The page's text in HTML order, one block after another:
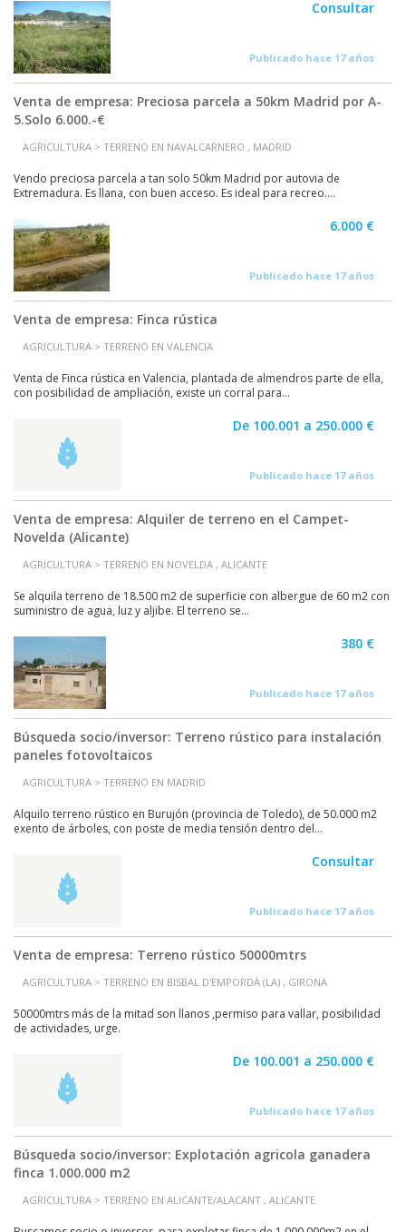
Consultar
Publicado hace 17 años
Venta de empresa: Preciosa parcela a 50km Madrid por A-
5.Solo 6.000.-€
AGRICULTURA > TERRENO EN NAVALCARNERO , MADRID
Vendo preciosa parcela a tan solo 50km Madrid por autovia de
Extremadura. Es llana, con buen acceso. Es ideal para recreo....
6.000 €
Publicado hace 17 años
Venta de empresa: Finca rústica
AGRICULTURA > TERRENO EN VALENCIA
Venta de Finca rústica en Valencia, plantada de almendros parte de ella,
con posibilidad de ampliación, existe un corral para...
De 100.001 a 250.000 €
Publicado hace 17 años
Venta de empresa: Alquiler de terreno en el Campet-
Novelda (Alicante)
AGRICULTURA > TERRENO EN NOVELDA , ALICANTE
Se alquila terreno de 18.500 m2 de superficie con albergue de 60 m2 con
suministro de agua, luz y aljibe. El terreno se...
380 €
Publicado hace 17 años
Búsqueda socio/inversor: Terreno rústico para instalación
paneles fotovoltaicos
AGRICULTURA > TERRENO EN MADRID
Alquilo terreno rústico en Burujón (provincia de Toledo), de 50.000 m2
exento de árboles, con poste de media tensión dentro del...
Consultar
Publicado hace 17 años
Venta de empresa: Terreno rústico 50000mtrs
AGRICULTURA > TERRENO EN BISBAL D'EMPORDÀ (LA) , GIRONA
50000mtrs más de la mitad son llanos ,permiso para vallar, posibilidad
de actividades, urge.
De 100.001 a 250.000 €
Publicado hace 17 años
Búsqueda socio/inversor: Explotación agricola ganadera
finca 1.000.000 m2
AGRICULTURA > TERRENO EN ALICANTE/ALACANT , ALICANTE